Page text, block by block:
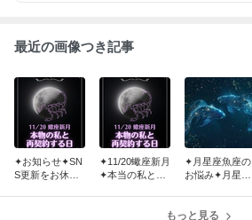
最近の画像つき記事
✦お知らせ✦SN
S更新をお休み
✦11/20蠍座新月
✦本当の私と再
✦月星座魚座の
お悩み✦月星座
もっと見る